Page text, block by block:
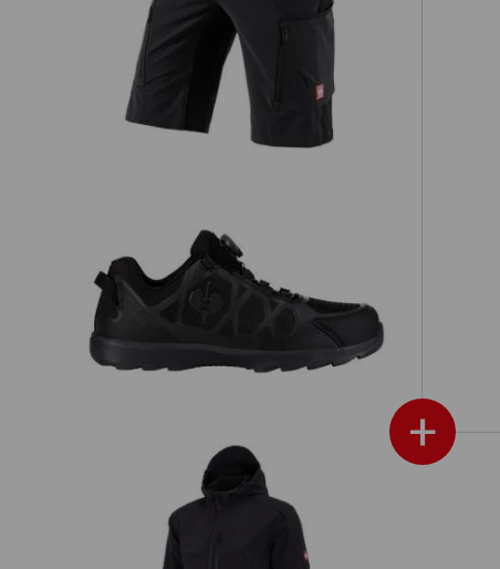
+
Shorts e.s.vision stretch, herrar
S1 skyddslågskor e.s. Baham II low